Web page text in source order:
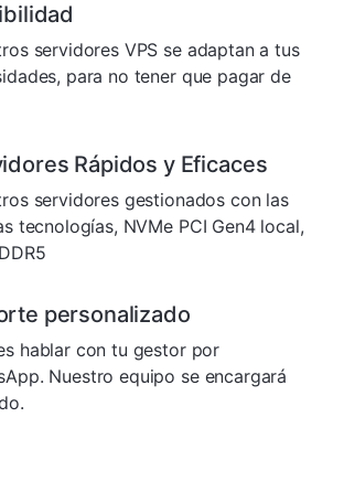
servidores VPS se adaptan a tus
para no tener que pagar de
Rápidos y Eficaces
servidores gestionados con las
tecnologías, NVMe PCI Gen4 local,
personalizado
hablar con tu gestor por
Nuestro equipo se encargará